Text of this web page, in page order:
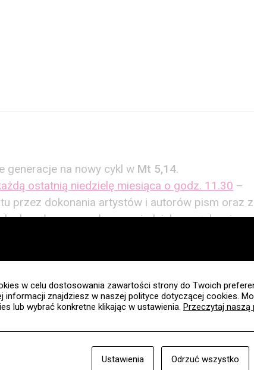
generacje na nowy cykl w Mt 5,14.
ostatnią niedzielę miesiąca o godz. 11.30 –
przez dokonania artystów i autorów pism oraz z
pomysłem na niedzielne spędzenie
wnuczkami, ale też rodziców czy opiekunów z
w celu dostosowania zawartości strony do Twoich
informacji znajdziesz w naszej polityce dotyczącej cookies.
lub wybrać konkretne klikając w ustawienia. Przeczytaj naszą
Ustawienia Odrzuć wszystko